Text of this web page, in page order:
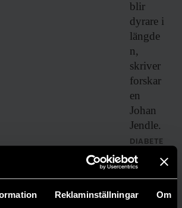
Reklaminställningar Om
blir
dyrare i
längde
n,
skriver
forskar
en
Johan
Jendle.
DIABETE